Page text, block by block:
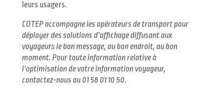
leurs usagers.
COTEP accompagne les opérateurs de transport pour
déployer des solutions d’affichage diffusant aux
voyageurs le bon message, au bon endroit, au bon
moment. Pour toute information relative à
l’optimisation de votre information voyageur,
contactez-nous au 01 58 01 10 50.